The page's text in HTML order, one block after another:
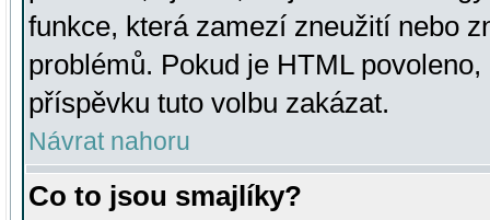
funkce, která zamezí zneužití nebo
problémů. Pokud je HTML
příspěvku tuto volbu zakázat.
Návrat nahoru
Co to jsou smajlíky?